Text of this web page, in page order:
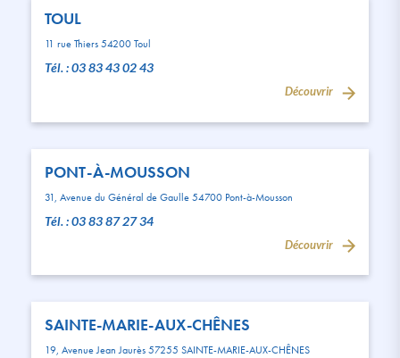
TOUL
11 rue Thiers 54200 Toul
Tél. : 03 83 43 02 43
Découvrir
PONT-À-MOUSSON
31, Avenue du Général de Gaulle 54700 Pont-à-Mousson
Tél. : 03 83 87 27 34
Découvrir
SAINTE-MARIE-AUX-CHÊNES
19, Avenue Jean Jaurès 57255 SAINTE-MARIE-AUX-CHÊNES